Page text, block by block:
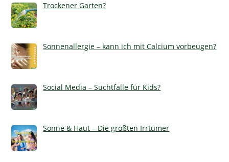
Trockener Garten?
Sonnenallergie – kann ich mit Calcium vorbeugen?
Social Media – Suchtfalle für Kids?
Sonne & Haut – Die größten Irrtümer